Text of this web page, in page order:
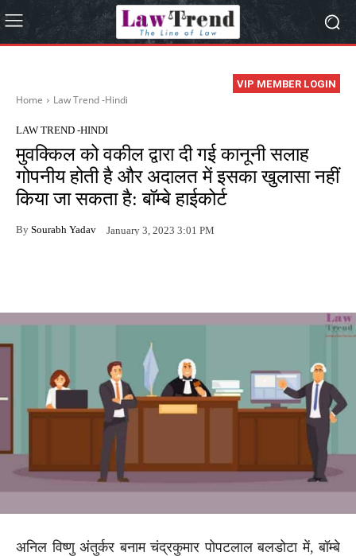
VIP MEMBER LOGIN
Home Law Trend -Hindi
LAW TREND -HINDI
मुवक्किल को वकील द्वारा दी गई कानूनी सलाह
गोपनीय होती है और अदालत में इसका खुलासा नहीं
किया जा सकता है: बॉम्बे हाईकोर्ट
By Sourabh Yadav January 3, 2023 3:01 PM
अनिल विष्णु अंतुर्कर बनाम चंद्रकुमार पोपटलाल बलडोटा में, बॉम्बे